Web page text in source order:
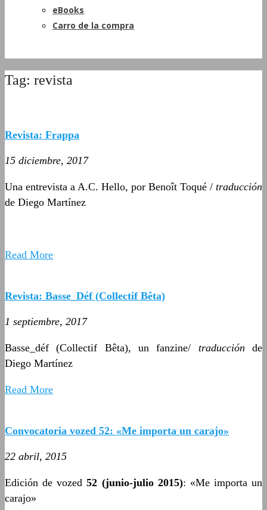
eBooks
Carro de la compra
Tag: revista
Revista: Frappa
15 diciembre, 2017
Una entrevista a A.C. Hello, por Benoît Toqué / traducción
de Diego Martínez
Read More
Revista: Basse_Déf (Collectif Bêta)
1 septiembre, 2017
Basse_déf (Collectif Bêta), un fanzine/ traducción de
Diego Martínez
Read More
Convocatoria vozed 52: «Me importa un carajo»
22 abril, 2015
Edición de vozed52 (junio-julio 2015): «Me importa un
carajo»